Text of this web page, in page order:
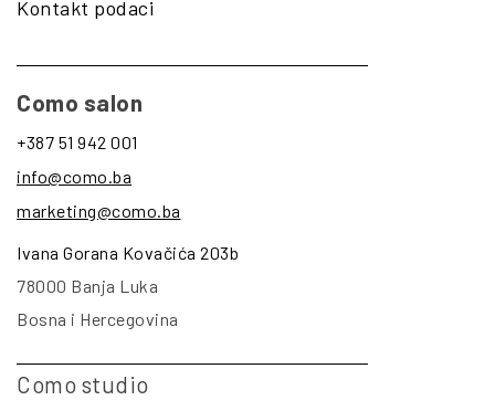
Kontakt podaci
Como salon
+387 51 942 001
info@como.ba
marketing@como.ba
Ivana Gorana Kovačića 203b
78000 Banja Luka
Bosna i Hercegovina
Como studio